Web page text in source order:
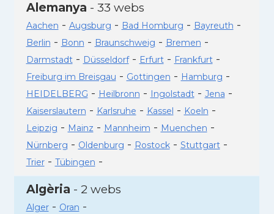
Alemanya - 33 webs
Aachen - Augsburg - Bad Homburg - Bayreuth -
Berlin - Bonn - Braunschweig - Bremen -
Darmstadt- Düsseldorf- Erfurt- Frankfurt-
Freiburg im Breisgau - Gottingen - Hamburg -
HEIDELBERG - Heilbronn - Ingolstadt- Jena -
Kaiserslautern - Karlsruhe - Kassel - Koeln -
Leipzig - Mainz - Mannheim - Muenchen -
Nürnberg - Oldenburg - Rostock- Stuttgart-
Trier- Tübingen -
Algèria - 2 webs
Alger- Oran -